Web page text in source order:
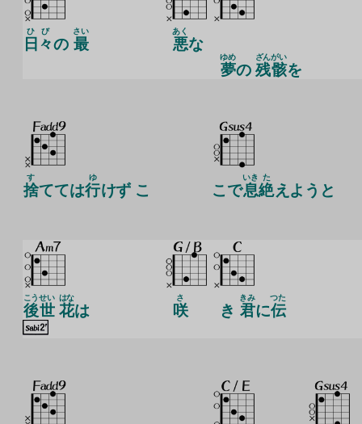
日々
ひび
の 最
さい
悪
あく
な
夢
ゆめ
の 残
ざん
骸
がい
を
捨
す
てては行
ゆ
けず こ こで息
いき
絶
た
えようと
後
こう
世
せい
花
はな
は 咲
さ
き 君
きみ
に伝
つた